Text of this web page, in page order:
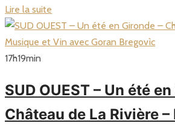
Lire la suite
17h19min
SUD OUEST – Un été
Château de La Rivière